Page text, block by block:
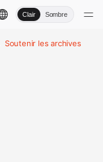
Clair Sombre
Soutenir les archives